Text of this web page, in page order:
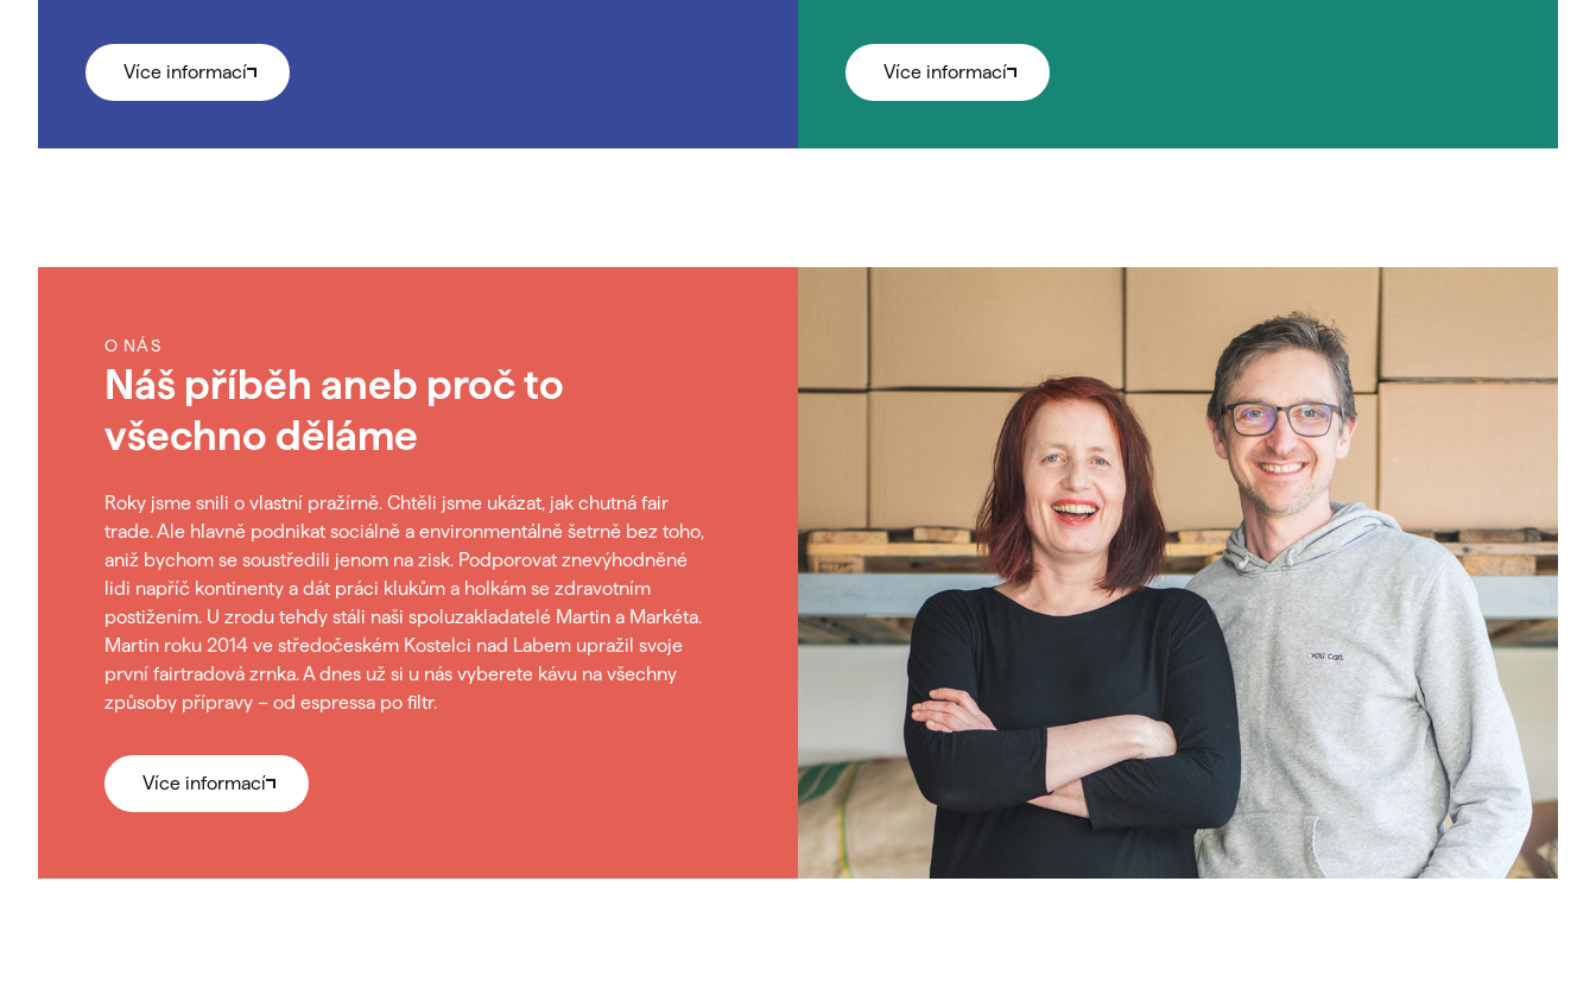
Více informací Více informací
O NÁS
Náš příběh aneb proč to
všechno děláme
Roky jsme snili o vlastní pražírně. Chtěli jsme ukázat, jak chutná fair
trade. Ale hlavně podnikat sociálně a environmentálně šetrně bez toho,
aniž bychom se soustředili jenom na zisk. Podporovat znevýhodněné
lidi napříč kontinenty a dát práci klukům a holkám se zdravotním
postižením. U zrodu tehdy stáli naši spoluzakladatelé Martin a Markéta.
Martin roku 2014 ve středočeském Kostelci nad Labem upražil svoje
první fairtradová zrnka. A dnes už si u nás vyberete kávu na všechny
způsoby přípravy – od espressa po filtr.
Více informací